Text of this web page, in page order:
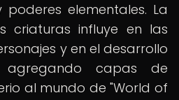
elementales. La
criaturas influye en las
y en el desarrollo
capas de
al mundo de "World of